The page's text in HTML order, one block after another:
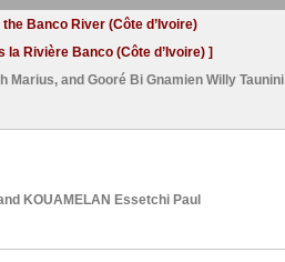
Banco River (Côte d’Ivoire)
Rivière Banco (Côte d’Ivoire) ]
Marius, and Gooré Bi Gnamien Willy Taunini
KOUAMELAN Essetchi Paul